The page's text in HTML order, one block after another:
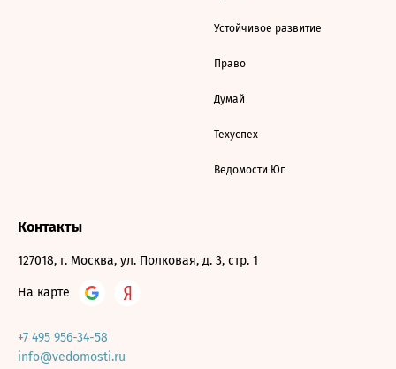
Устойчивое развитие
Право
Думай
Техуспех
Ведомости Юг
Контакты
127018, г. Москва, ул. Полковая, д. 3, стр. 1
На карте
+7 495 956-34-58
info@vedomosti.ru